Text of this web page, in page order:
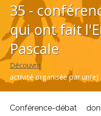
35 -
qui ont fait
Pascale
Découvrir
activité organisée par un(e)
Conférence-débat